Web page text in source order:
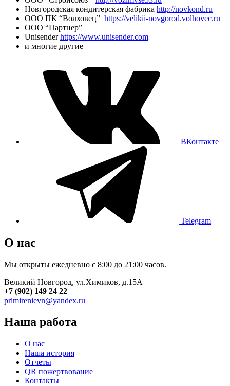
Новгородская кондитерская фабрика http://novkond.ru
ООО ПК “Волховец” https://velikii-novgorod.volhovec.ru
ООО “Партнер”
Unisenderhttps://www.unisender.com
и многие другие
ВКонтакте
Telegram
О нас
Мы открыты ежедневно с 8:00 до 21:00 часов.
Великий Новгород, ул.Химиков, д.15А
+7 (902) 149 24 22
primirenievn@yandex.ru
Наша работа
О нас
Наша история
Отчеты
QR пожертвование
Контакты